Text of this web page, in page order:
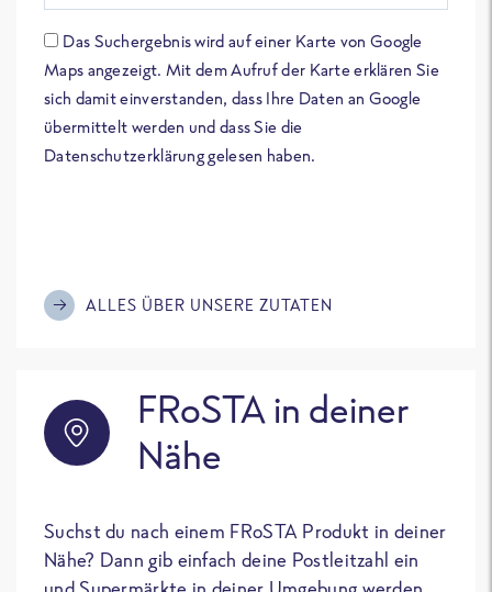
Das Suchergebnis wird auf einer Karte von Google
Maps angezeigt. Mit dem Aufruf der Karte erklären Sie
sich damit einverstanden, dass Ihre Daten an Google
übermittelt werden und dass Sie die
Datenschutzerklärung gelesen haben.
ALLES ÜBER UNSERE ZUTATEN
FRoSTA in deiner
Nähe
Suchst du nach einem FRoSTA Produkt in deiner
Nähe? Dann gib einfach deine Postleitzahl ein